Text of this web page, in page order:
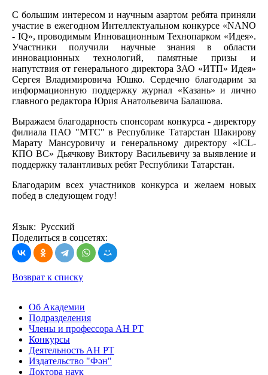
С большим интересом и научным азартом ребята приняли
участие в ежегодном Интеллектуальном конкурсе «NANO
- IQ», проводимым Инновационным Технопарком «Идея».
Участники получили научные знания в области
инновационных технологий, памятные призы и
напутствия от генерального директора ЗАО «ИТП» Идея»
Сергея Владимировича Юшко. Сердечно благодарим за
информационную поддержку журнал «Казань» и лично
главного редактора Юрия Анатольевича Балашова.
Выражаем благодарность спонсорам конкурса - директору
филиала ПАО "МТС" в Республике Татарстан Шакирову
Марату Мансуровичу и генеральному директору «ICL-
КПО ВС» Дьячкову Виктору Васильевичу за выявление и
поддержку талантливых ребят Республики Татарстан.
Благодарим всех участников конкурса и желаем новых
побед в следующем году!
Язык: Русский
Поделиться в соцсетях:
Возврат к списку
Об Академии
Подразделения
Члены и профессора АН РТ
Конкурсы
Деятельность АН РТ
Издательство "Фән"
Доктора наук